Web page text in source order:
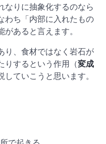
なりに抽象化するのなら
わち「内部に入れたもの
あると言えます。
り、食材ではなく岩石が
りするという作用（変成
ていこうと思います。